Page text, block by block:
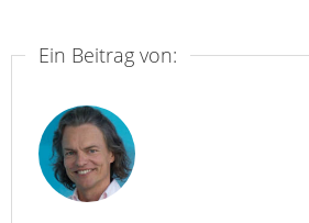
Ein Beitrag von: